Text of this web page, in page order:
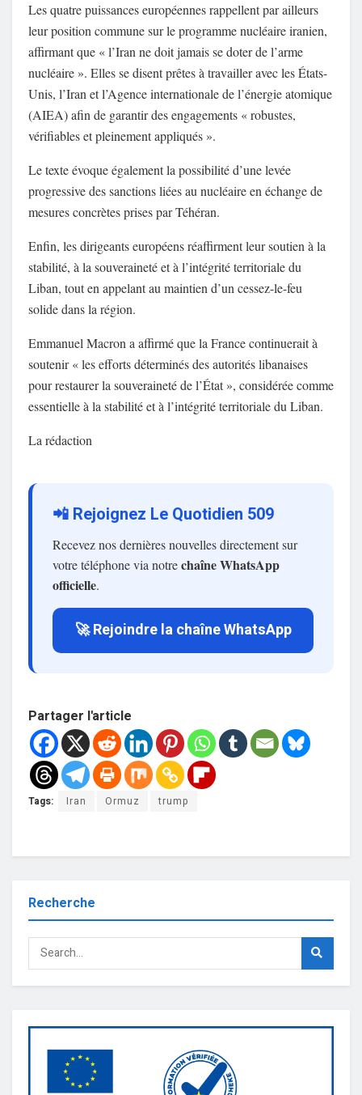
Les quatre puissances européennes rappellent par ailleurs
leur position commune sur le programme nucléaire iranien,
affirmant que « l’Iran ne doit jamais se doter de l’arme
nucléaire ». Elles se disent prêtes à travailler avec les États-
Unis, l’Iran et l’Agence internationale de l’énergie atomique
(AIEA) afin de garantir des engagements « robustes,
vérifiables et pleinement appliqués ».
Le texte évoque également la possibilité d’une levée
progressive des sanctions liées au nucléaire en échange de
mesures concrètes prises par Téhéran.
Enfin, les dirigeants européens réaffirment leur soutien à la
stabilité, à la souveraineté et à l’intégrité territoriale du
Liban, tout en appelant au maintien d’un cessez-le-feu
solide dans la région.
Emmanuel Macron a affirmé que la France continuerait à
soutenir « les efforts déterminés des autorités libanaises
pour restaurer la souveraineté de l’État », considérée comme
essentielle à la stabilité et à l’intégrité territoriale du Liban.
La rédaction
📲 Rejoignez Le Quotidien 509
Recevez nos dernières nouvelles directement sur
votre téléphone via notrechaîne WhatsApp
officielle.
🚀 Rejoindre la chaîne WhatsApp
Partager l'article
Tags: Iran Ormuz trump
Recherche